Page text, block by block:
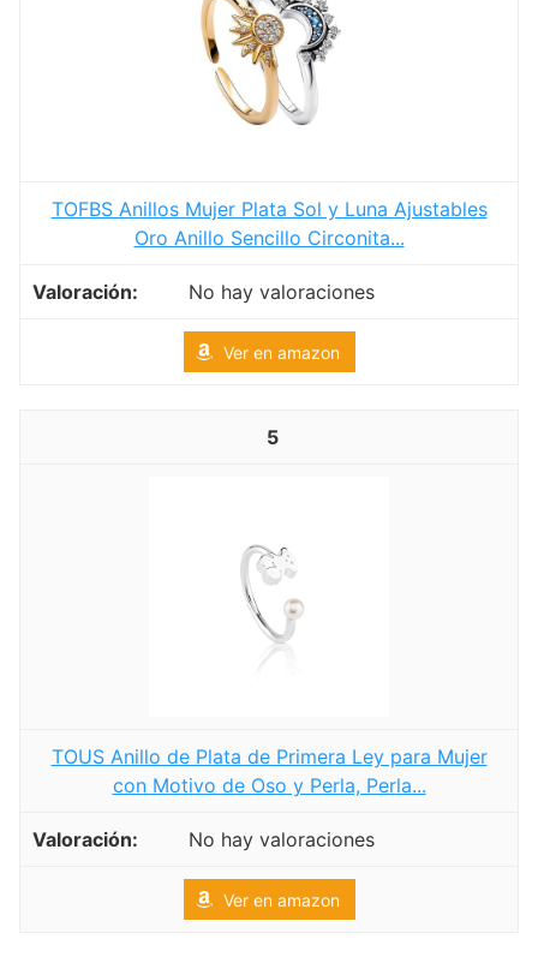
TOFBS Anillos Mujer Plata Sol y Luna Ajustables
Oro Anillo Sencillo Circonita...
No hay valoraciones
Ver en amazon
5
TOUS Anillo de Plata de Primera Ley para Mujer
con Motivo de Oso y Perla, Perla...
No hay valoraciones
Ver en amazon